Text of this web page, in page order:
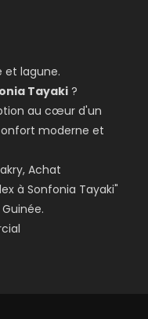
et lagune.
Tayaki?
au cœur d'un
moderne et
Achat
à Sonfonia Tayaki"